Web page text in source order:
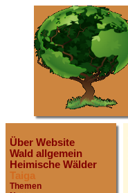
Über Website
Wald allgemein
Heimische Wälder
Taiga
Themen